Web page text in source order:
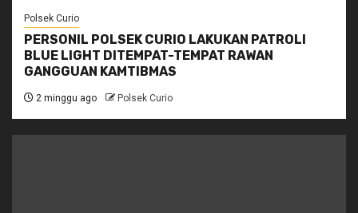
Polsek Curio
PERSONIL POLSEK CURIO LAKUKAN PATROLI
BLUE LIGHT DITEMPAT-TEMPAT RAWAN
GANGGUAN KAMTIBMAS
2 minggu ago Polsek Curio